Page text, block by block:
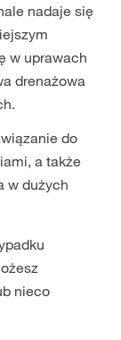
nadaje się
w uprawach
drenażowa
do
a także
w dużych
nieco